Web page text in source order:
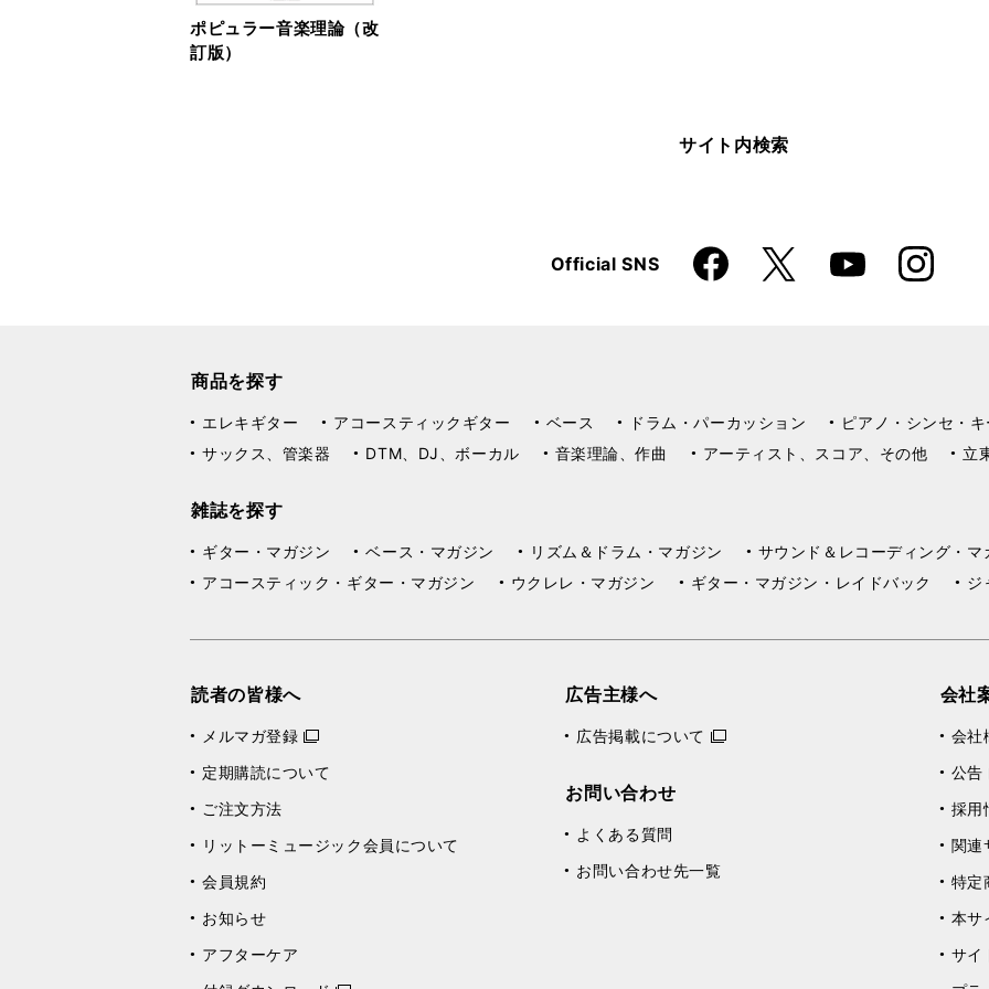
ポピュラー音楽理論（改
訂版）
サイト内検索
Official SNSFaceboo
k
X YouTube Instagra
m
商品を探す
エレキギター アコースティックギター ベース ドラム・パーカッション ピアノ・シンセ・キ
サックス、管楽器
DTM、DJ、ボーカル 音楽理論、作曲 アーティスト、スコア、その他 立
雑誌を探す
ギター・マガジン ベース・マガジン リズム＆ドラム・マガジン
サウンド＆レコーディング・マ
アコースティック・ギター・マガジン
ウクレレ・マガジン ギター・マガジン・レイドバック ジ
読者の皆様へ
メルマガ登録
定期購読について
ご注文方法
リットーミュージック会員について
会員規約
お知らせ
アフターケア
広告主様へ
広告掲載について
お問い合わせ
よくある質問
お問い合わせ先一覧
会社
会社
公告
採用
関連
特定
本サ
サイ